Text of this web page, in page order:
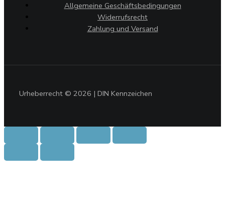
Allgemeine Geschäftsbedingungen
Widerrufsrecht
Zahlung und Versand
Urheberrecht © 2026 | DIN Kennzeichen